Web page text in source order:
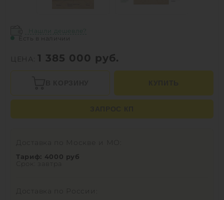
Нашли дешевле?
Есть в наличии
ЦЕНА: 1 385 000 руб.
Доставка по Москве и МО:
Тариф: 4000 руб
Срок: завтра
Доставка по России: